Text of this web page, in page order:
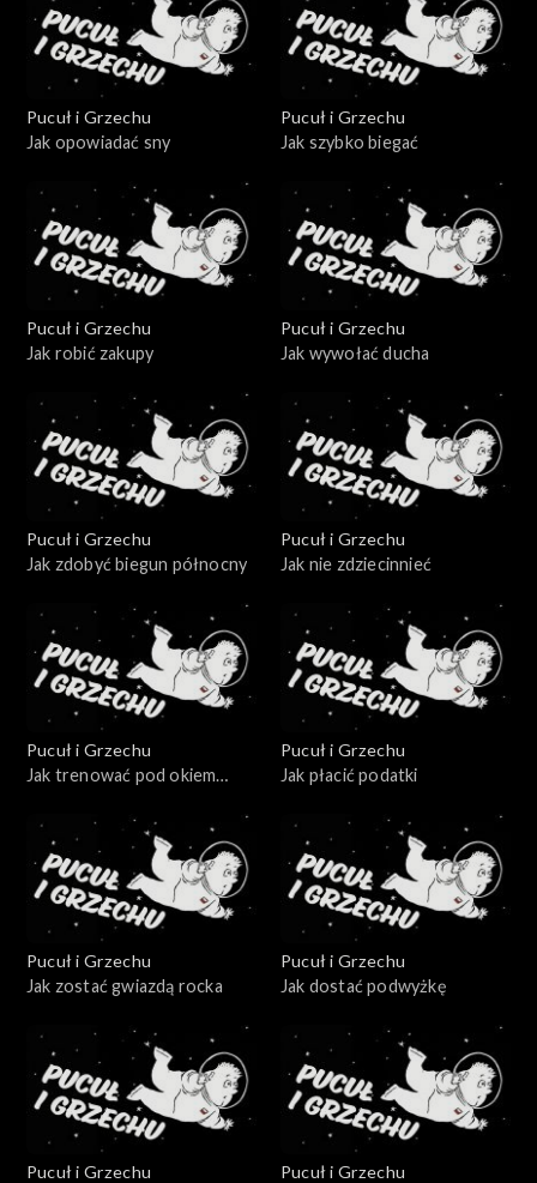
Pucuł i Grzechu
Jak opowiadać sny
Pucuł i Grzechu
Jak szybko biegać
Pucuł i Grzechu
Jak robić zakupy
Pucuł i Grzechu
Jak wywołać ducha
Pucuł i Grzechu
Jak zdobyć biegun północny
Pucuł i Grzechu
Jak nie zdziecinnieć
Pucuł i Grzechu
Jak trenować pod okiem
Pucuł i Grzechu
Jak płacić podatki
Pucuł i Grzechu
Jak zostać gwiazdą rocka
Pucuł i Grzechu
Jak dostać podwyżkę
Pucuł i Grzechu
Pucuł i Grzechu